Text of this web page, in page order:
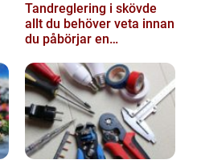
Tandreglering i skövde
allt du behöver veta innan
du påbörjar en